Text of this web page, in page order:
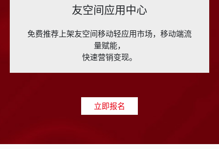
友空间应用中心
免费推荐上架友空间移动轻应用市场，移动端流
量赋能，
快速营销变现。
立即报名